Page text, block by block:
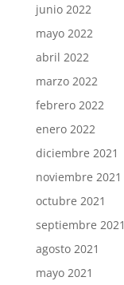
junio 2022
mayo 2022
abril 2022
marzo 2022
febrero 2022
enero 2022
diciembre 2021
noviembre 2021
octubre 2021
septiembre 2021
agosto 2021
mayo 2021